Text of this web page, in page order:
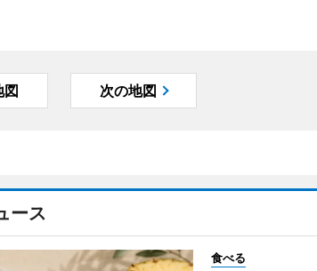
図 次の地図
ース
食べる